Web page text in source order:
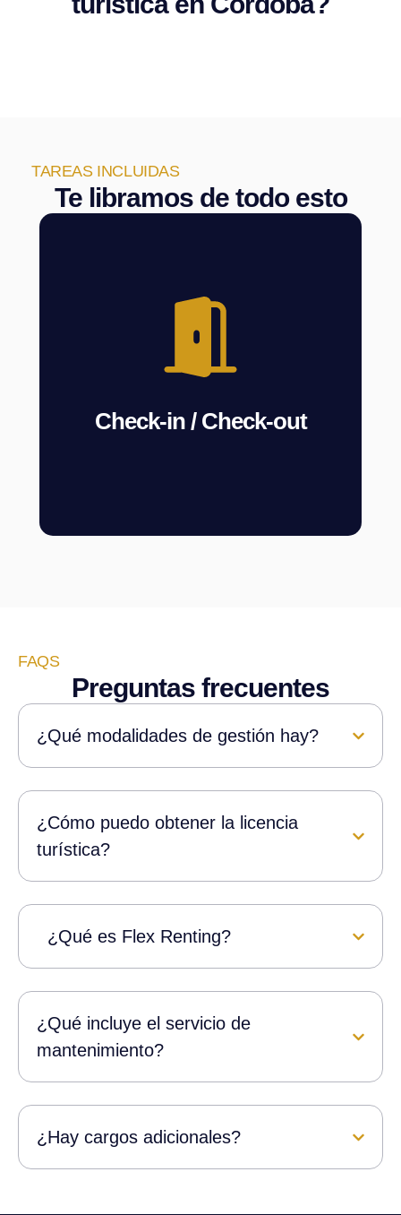
TAREAS INCLUIDAS
Te libramos de todo esto
Check-in / Check-out
FAQS
Preguntas frecuentes
¿Qué modalidades de gestión hay?
¿Cómo puedo obtener la licencia
turística?
¿Qué es Flex Renting?
¿Qué incluye el servicio de
mantenimiento?
¿Hay cargos adicionales?